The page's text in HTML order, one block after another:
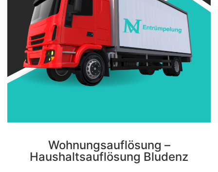
Wohnungsauflösung –
Haushaltsauflösung Bludenz